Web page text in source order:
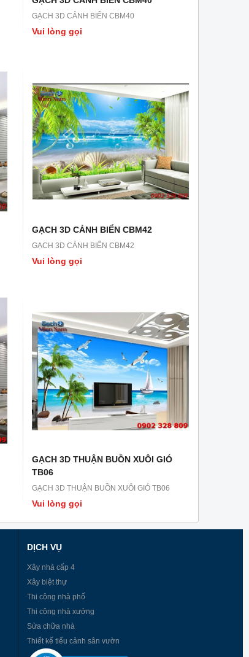
GẠCH 3D LN43
GẠCH 3D LN43
GẠCH 3D CẢNH BIỂN CBM40
Vui lòng gọi
GẠCH 3D CẢNH BIỂN CBM42
GẠCH 3D CẢNH BIỂN CBM42
Vui lòng gọi
GẠCH 3D THUẬN BUỒN XUÔI GIÓ
TB06
GẠCH 3D THUẬN BUỒN XUÔI GIÓ TB06
Vui lòng gọi
DỊCH VỤ
Xây nhà cấp 4
Xây biệt thự
Thi công nhà phố
Thi công nhà xưởng
Sửa chữa nhà
Thiết kế tiểu cảnh sân vườn